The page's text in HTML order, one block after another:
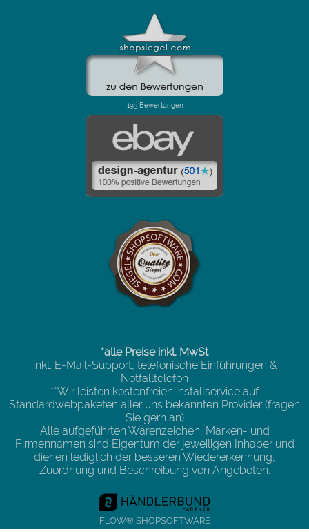
*alle Preise inkl. MwSt
inkl. E-Mail-Support, telefonische Einführungen &
Notfalltelefon
**Wir leisten kostenfreien installservice auf
Standardwebpaketen aller uns bekannten Provider (fragen
Sie gern an)
Alle aufgeführten Warenzeichen, Marken- und
Firmennamen sind Eigentum der jeweiligen Inhaber und
dienen lediglich der besseren Wiedererkennung,
Zuordnung und Beschreibung von Angeboten.
FLOW® SHOPSOFTWARE